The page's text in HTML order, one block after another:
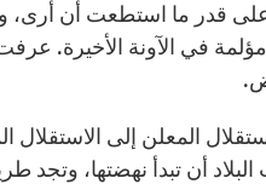
على قدر ما استطعت أن أرى،
في الآونة الأخيرة.
1975 وحتّى 20 أيّار/مايو 2002، أي منذ الاستقلال
أن تبدأ نهضتها، وتجد